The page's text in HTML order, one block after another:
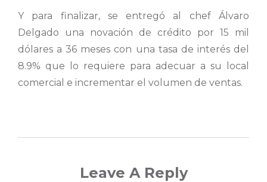
Y para finalizar, se entregó al chef Álvaro
Delgado una novación de crédito por 15 mil
dólares a 36 meses con una tasa de interés del
8.9% que lo requiere para adecuar a su local
comercial e incrementar el volumen de ventas.
Leave A Reply